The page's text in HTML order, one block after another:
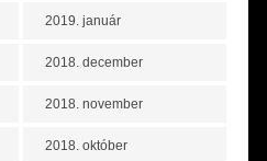
2019. január
2018. december
2018. november
2018. október